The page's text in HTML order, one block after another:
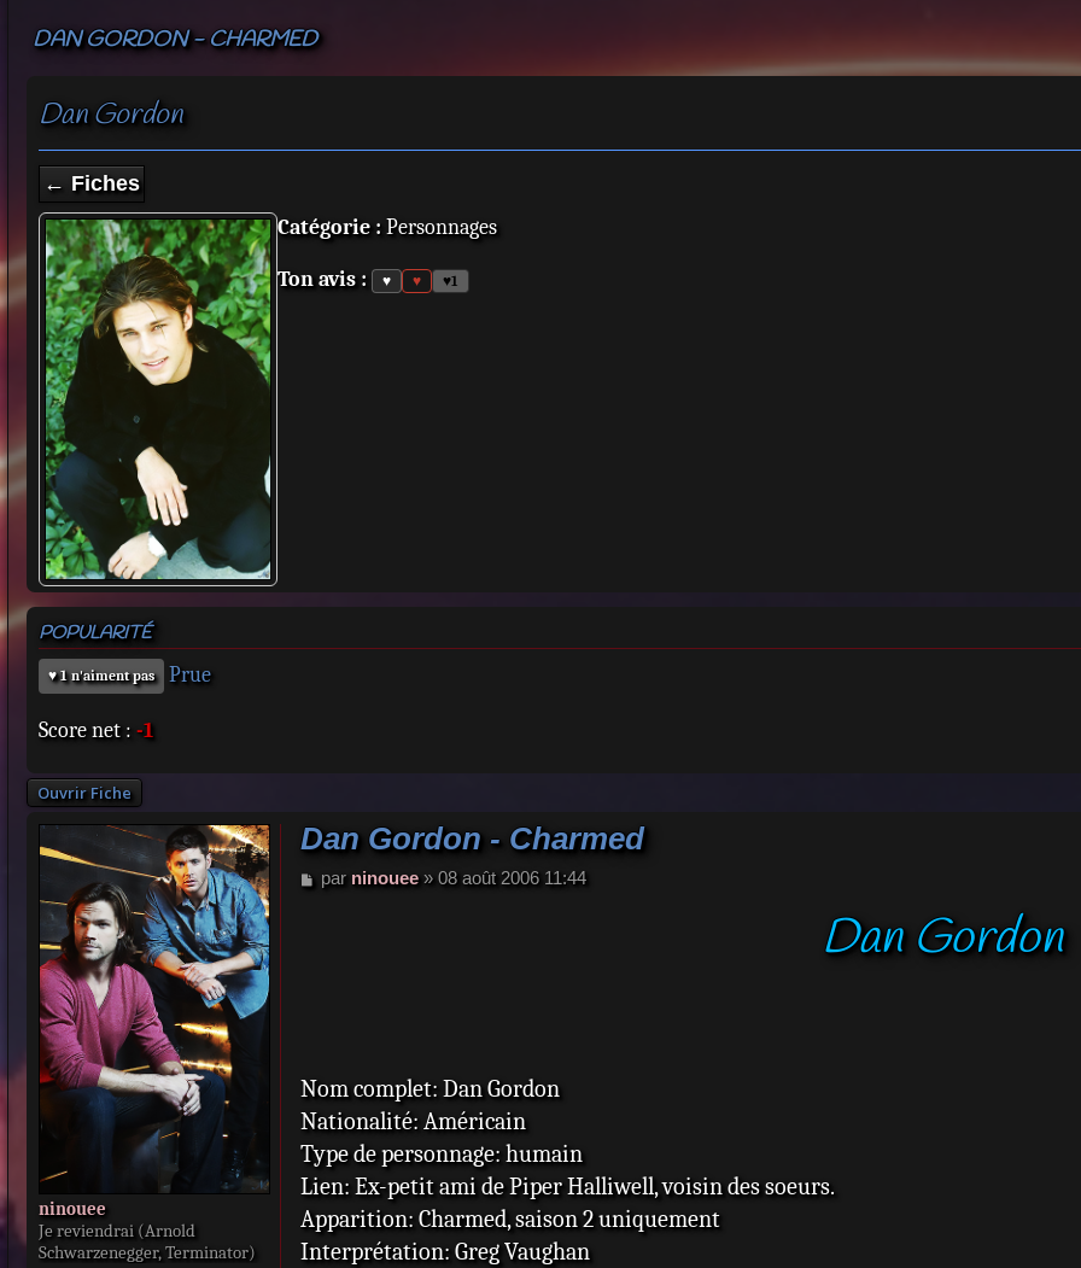
DAN GORDON - CHARMED
Dan Gordon
← Fiches
Catégorie : Personnages
Ton avis : ♥ ♥ ♥1
POPULARITÉ
♥ 1 n'aiment pas Prue
Score net : -1
Ouvrir Fiche
ninouee
Je reviendrai (Arnold
Schwarzenegger, Terminator)
Dan Gordon - Charmed
M
par ninouee» 08 août 2006 11:44
Dan Gordon
Nom complet: Dan Gordon
Nationalité: Américain
Type de personnage: humain
Lien: Ex-petit ami de Piper Halliwell, voisin des soeurs.
Apparition: Charmed, saison 2 uniquement
Interprétation: Greg Vaughan